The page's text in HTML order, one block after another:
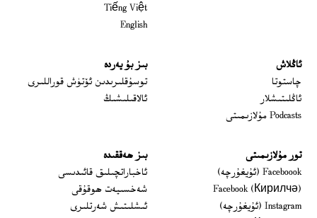
Tiếng Việt
English
ئاڭلاش
چاستوتا
ئاڭلىتىشلار
Podcasts مۇلازىمىتى
بىز بۇ يەردە
توسۇقلىرىدىن ئۆتۈش قوراللىرى
ئالاقىلىشىڭ
تور مۇلازىمىتى
Faceboook (ئۇيغۇرچە)
Opens in new window
Facebook (Кирилчә)
Opens in new window
Instagram (ئۇيغۇرچە)
Opens in new window
بىز ھەققىدە
ئاخباراتچىلىق قائىدىسى
شەخسىيەت ھوقۇقى
ئىشلىتىش شەرتلىرى